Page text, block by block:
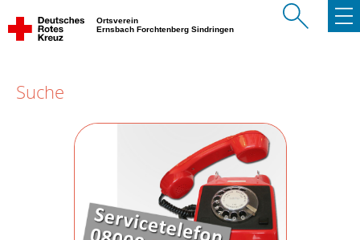
Ortsverein
Ernsbach Forchtenberg Sindringen
Suche